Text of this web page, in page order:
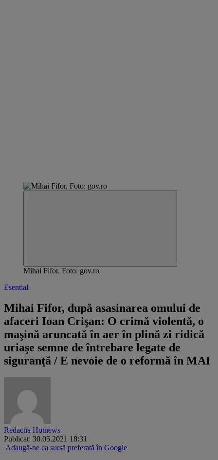
Mihai Fifor, Foto: gov.ro
Esential
Mihai Fifor, după asasinarea omului de
afaceri Ioan Crişan: O crimă violentă, o
maşină aruncată în aer în plină zi ridică
uriaşe semne de întrebare legate de
siguranţă / E nevoie de o reformă în MAI
Redactia Hotnews
Publicat: 30.05.2021 18:31
Adaugă-ne ca sursă preferată în Google